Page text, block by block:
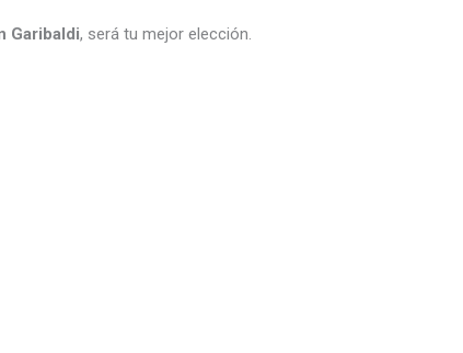
Garibaldi, será tu mejor elección.